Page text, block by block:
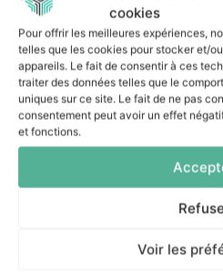
cookies
Pour offrir les meilleures expériences,
telles que les cookies pour stocker et/
appareils. Le fait de consentir à ces
traiter des données telles que le
uniques sur ce site. Le fait de ne pas
consentement peut avoir un effet
et fonctions.
Voir les
31 juillet 2026
Dans la
Le Mode
de l’ombre